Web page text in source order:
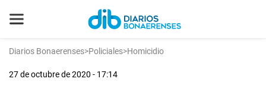
Diarios Bonaerenses>Policiales>Homicidio
27 de octubre de 2020 - 17:14